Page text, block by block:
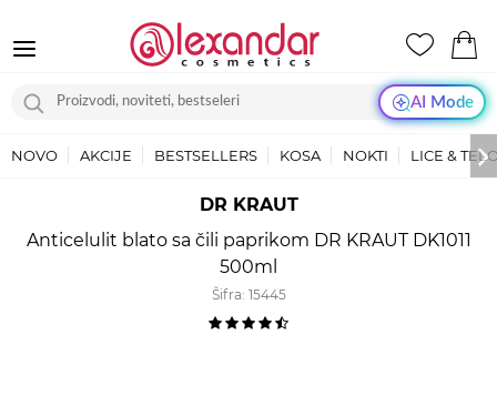
AI Mode
NOVO AKCIJE BESTSELLERS KOSA NOKTI LICE &
DR KRAUT
Anticelulit blato sa čili paprikom DR KRAUT DK1011
500ml
Šifra: 15445